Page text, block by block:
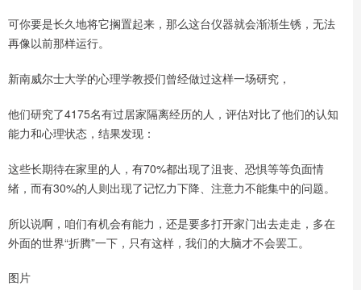
可你要是长久地将它搁置起来，那么这台仪器就会渐渐生锈，无法
再像以前那样运行。
新南威尔士大学的心理学教授们曾经做过这样一场研究，
他们研究了4175名有过居家隔离经历的人，评估对比了他们的认知
能力和心理状态，结果发现：
这些长期待在家里的人，有70%都出现了沮丧、恐惧等等负面情
绪，而有30%的人则出现了记忆力下降、注意力不能集中的问题。
所以说啊，咱们有机会有能力，还是要多打开家门出去走走，多在
外面的世界“折腾”一下，只有这样，我们的大脑才不会罢工。
图片